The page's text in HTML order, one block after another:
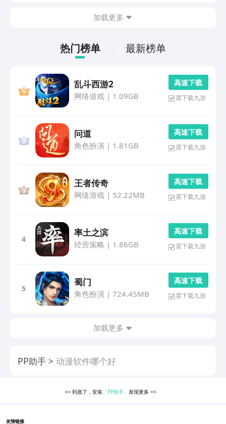
加载更多
热门榜单 最新榜单
乱斗西游2
网络游戏| 1.09GB
高 速 下 载
需下载九游
问道
角色扮演 | 1.81GB
高 速 下 载
需下载九游
王者传奇
网络游戏| 52.22MB
高 速 下 载
需下载九游
4
率土之滨
经营策略 | 1.86GB
高 速 下 载
需下载九游
5
蜀门
角色扮演 | 724.45MB
高 速 下 载
需下载九游
加载更多
PP助手 动漫软件哪个好
>> 到底了，安装 「PP助手」 发现更多<<
友情链接